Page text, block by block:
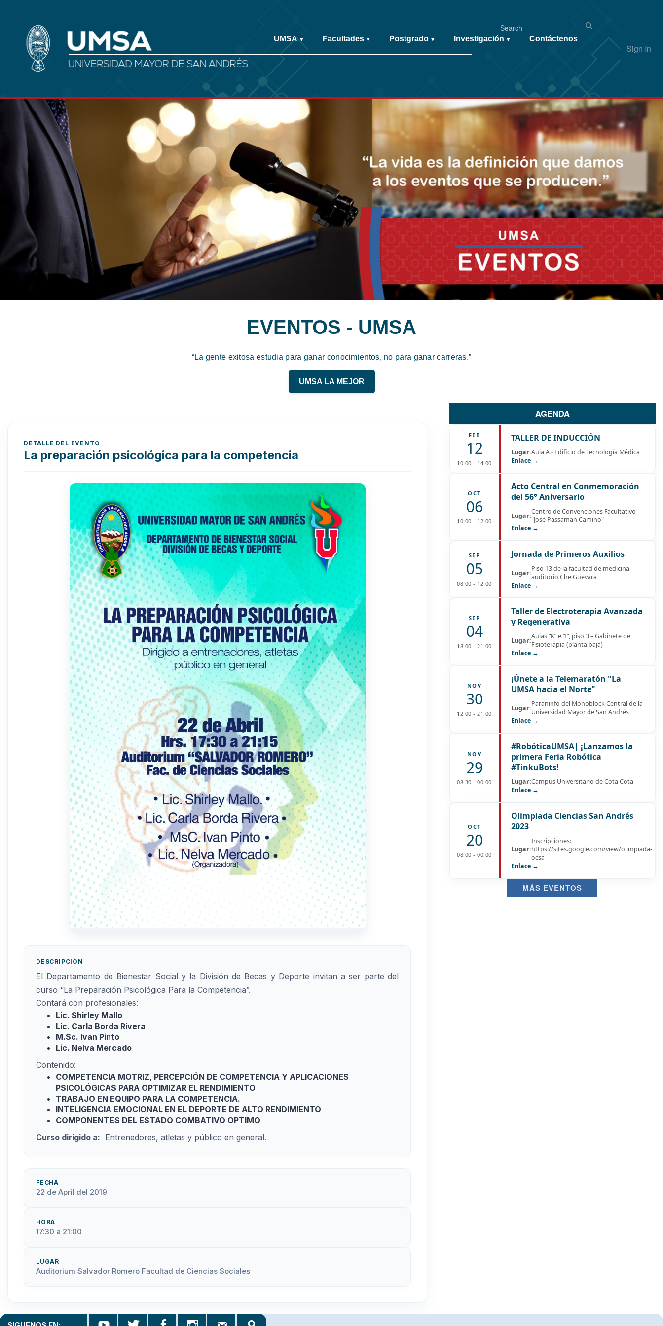
Sign In
UMSA ▾ Facultades ▾ Postgrado ▾ Investigación ▾ Contáctenos
EVENTOS - UMSA
“La gente exitosa estudia para ganar conocimientos, no para ganar carreras.”
UMSA LA MEJOR
DETALLE DEL EVENTO
La preparación psicológica para la competencia
DESCRIPCIÓN
El Departamento de Bienestar Social y la División de Becas y Deporte invitan a ser parte del
curso “La Preparación Psicológica Para la Competencia”.
Contará con profesionales:
Lic. Shirley Mallo
Lic. Carla Borda Rivera
M.Sc. Ivan Pinto
Lic. Nelva Mercado
Contenido:
COMPETENCIA MOTRIZ, PERCEPCIÓN DE COMPETENCIA Y APLICACIONES
PSICOLÓGICAS PARA OPTIMIZAR EL RENDIMIENTO
TRABAJO EN EQUIPO PARA LA COMPETENCIA.
INTELIGENCIA EMOCIONAL EN EL DEPORTE DE ALTO RENDIMIENTO
COMPONENTES DEL ESTADO COMBATIVO OPTIMO
Curso dirigido a: Entrenedores, atletas y público en general.
FECHA
22 de April del 2019
HORA
17:30 a 21:00
LUGAR
Auditorium Salvador Romero Facultad de Ciencias Sociales
AGENDA
FEB
12
10:00 - 14:00
TALLER DE INDUCCIÓN
Lugar:Aula A - Edificio de Tecnología Médica
Enlace →
OCT
06
10:00 - 12:00
Acto Central en Conmemoración
del 56° Aniversario
Lugar:Centro de Convenciones Facultativo
"José Passaman Camino"
Enlace →
SEP
05
08:00 - 12:00
Jornada de Primeros Auxilios
Lugar:Piso 13 de la facultad de medicina
auditorio Che Guevara
Enlace →
SEP
04
18:00 - 21:00
Taller de Electroterapia Avanzada
y Regenerativa
Lugar:Aulas “K” e “I”, piso 3 – Gabinete de
Fisioterapia (planta baja)
Enlace →
NOV
30
12:00 - 21:00
¡Únete a la Telemaratón "La
UMSA hacia el Norte"
Lugar:Paraninfo del Monoblock Central de la
Universidad Mayor de San Andrés
Enlace →
NOV
29
08:30 - 00:00
#RobóticaUMSA| ¡Lanzamos la
primera Feria Robótica
#TinkuBots!
Lugar:Campus Universitario de Cota Cota
Enlace →
OCT
20
08:00 - 00:00
Olimpiada Ciencias San Andrés
2023
Lugar:
Inscripciones:
https://sites.google.com/view/olimpiada-
ocsa
Enlace →
MÁS EVENTOS